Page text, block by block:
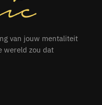
van jouw mentaliteit
wereld zou dat